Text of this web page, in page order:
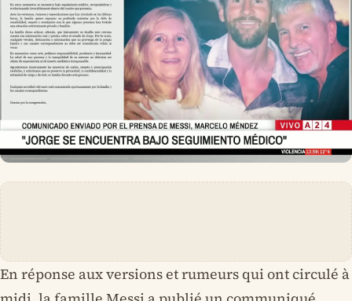
En réponse aux versions et rumeurs qui ont circulé à